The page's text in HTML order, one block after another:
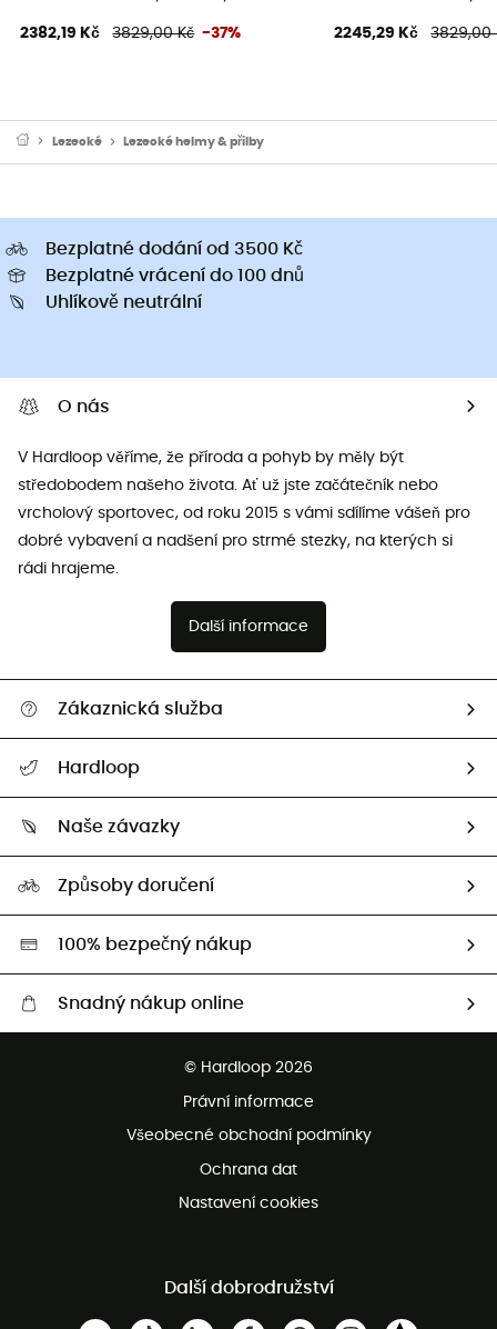
2382,19 Kč 3829,00 Kč -37% 2245,29 Kč 3829,00
Lezecké Lezecké helmy & přilby
Bezplatné dodání od 3500 Kč
Bezplatné vrácení do 100 dnů
Uhlíkově neutrální
O nás
V Hardloop věříme, že příroda a pohyb by měly být
středobodem našeho života. Ať už jste začátečník nebo
vrcholový sportovec, od roku 2015 s vámi sdílíme vášeň pro
dobré vybavení a nadšení pro strmé stezky, na kterých si
rádi hrajeme.
Další informace
Zákaznická služba
Vrácení zboží a peněz
Hardloop
Naši Ambasadoři
Naše závazky
HardGreen
Způsoby doručení
100% bezpečný nákup
Snadný nákup online
Bezplatná zákaznická služba
© Hardloop 2026
Právní informace
Všeobecné obchodní podmínky
Ochrana dat
Nastavení cookies
Další dobrodružství